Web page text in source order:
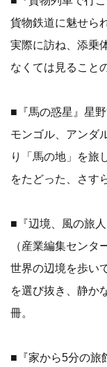
貨物鉄道に魅せら
実際に訪ね、添乗
なくては見ること
■『馬の惑星』星野
モンゴル、アンダ
り「馬の地」を旅
をたどった、さす
■『辺境、風の旅
（産業編集センタ
世界の辺境を歩い
を選び抜き、静か
冊。
■『家から5分の旅